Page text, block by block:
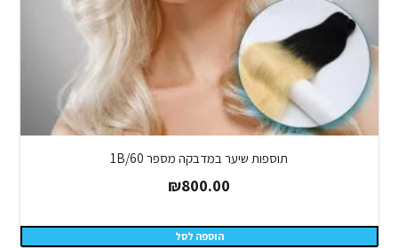
תוספות שיער במדבקה מספר 1B/60
₪800.00
הוספה לסל